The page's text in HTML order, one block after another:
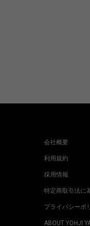
会社概要
利用規約
採用情報
特定商取引法に
プライバシーポ
ABOUT YOHJI